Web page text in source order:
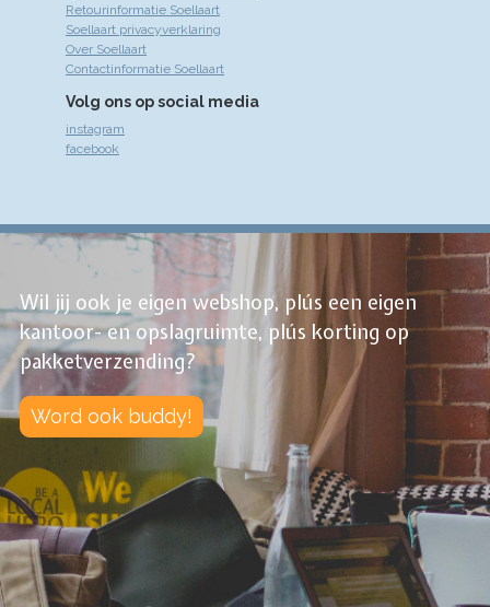
Retourinformatie Soellaart
Soellaart privacyverklaring
Over Soellaart
Contactinformatie Soellaart
Volg ons op social media
instagram
facebook
Wil jij ook je eigen webshop, plús een eigen
kantoor- en opslagruimte, plús korting op
pakketverzending?
Word ook buddy!